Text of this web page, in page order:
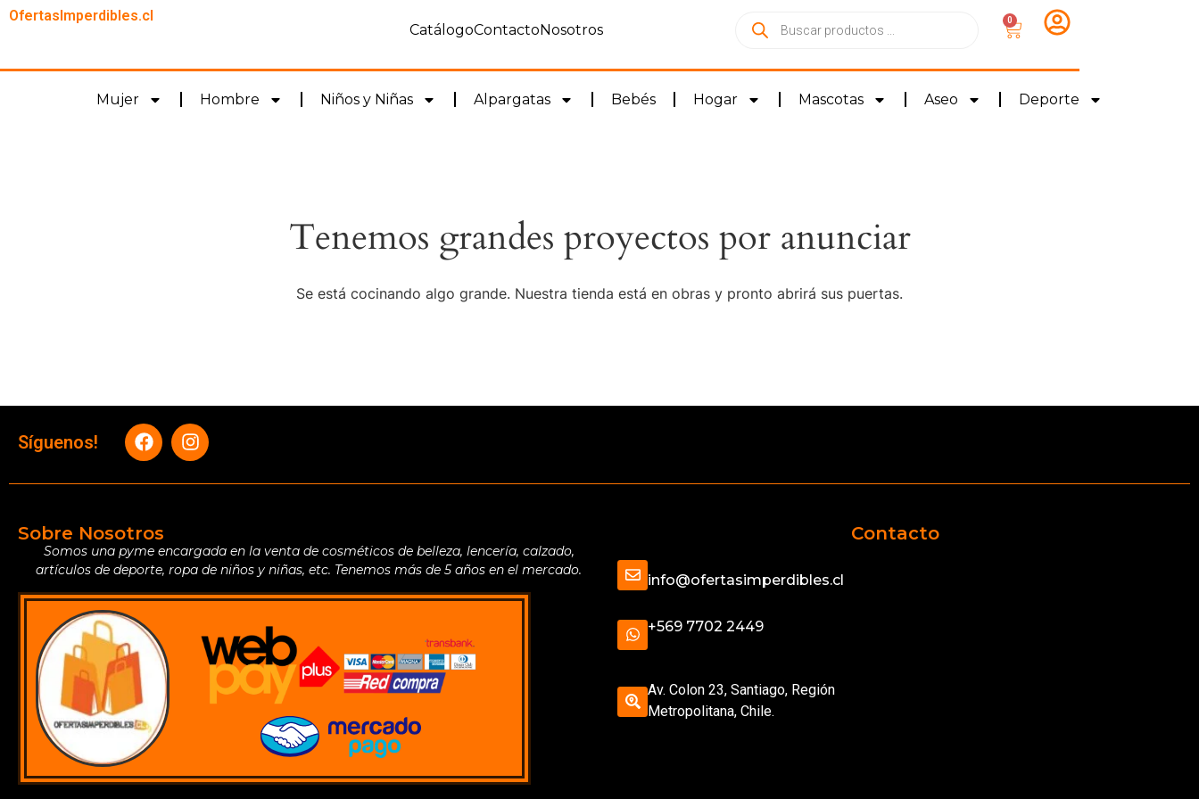
OfertasImperdibles.cl
CatálogoContactoNosotros
0
Mujer Hombre Niños y Niñas Alpargatas Bebés Hogar Mascotas Aseo Deporte
Tenemos grandes proyectos por anunciar
Se está cocinando algo grande. Nuestra tienda está en obras y pronto abrirá sus puertas.
Síguenos!
Sobre Nosotros
Somos una pyme encargada en la venta de cosméticos de belleza, lencería, calzado,
artículos de deporte, ropa de niños y niñas, etc. Tenemos más de 5 años en el mercado.
Contacto
info@ofertasimperdibles.cl
+569 7702 2449
Av. Colon 23, Santiago, Región
Metropolitana, Chile.